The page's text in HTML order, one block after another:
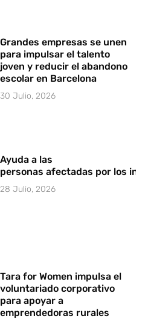
Grandes empresas se unen
para impulsar el talento
joven y reducir el abandono
escolar en Barcelona
30 Julio, 2026
Ayuda a las
personas afectadas por los
28 Julio, 2026
Tara for Women impulsa el
voluntariado corporativo
para apoyar a
emprendedoras rurales